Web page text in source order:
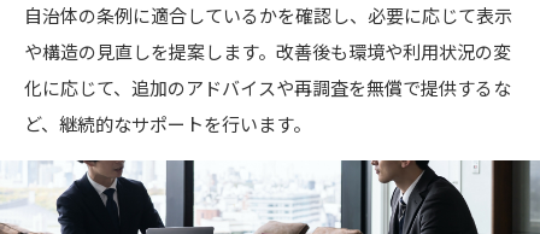
自治体の条例に適合しているかを確認し、必要に応じて表示
や構造の見直しを提案します。改善後も環境や利用状況の変
化に応じて、追加のアドバイスや再調査を無償で提供するな
ど、継続的なサポートを行います。